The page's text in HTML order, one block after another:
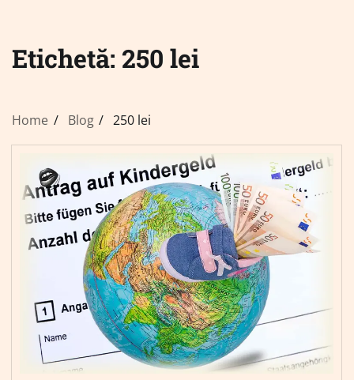
Etichetă: 250 lei
Home Blog 250 lei